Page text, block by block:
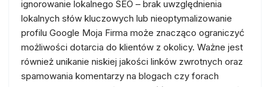
ignorowanie lokalnego SEO – brak uwzględnienia
lokalnych słów kluczowych lub nieoptymalizowanie
profilu Google Moja Firma może znacząco ograniczyć
możliwości dotarcia do klientów z okolicy. Ważne jest
również unikanie niskiej jakości linków zwrotnych oraz
spamowania komentarzy na blogach czy forach